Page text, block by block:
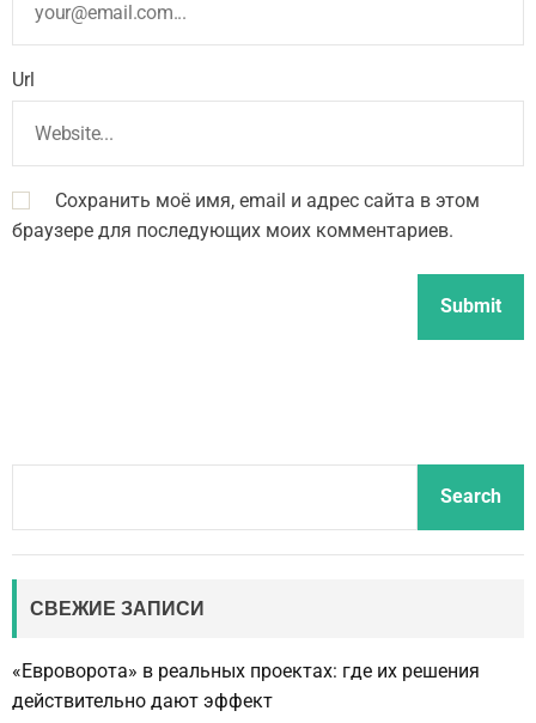
Url
Сохранить моё имя, email и адрес сайта в этом
браузере для последующих моих комментариев.
a
Search
СВЕЖИЕ ЗАПИСИ
«Евроворота» в реальных проектах: где их решения
действительно дают эффект